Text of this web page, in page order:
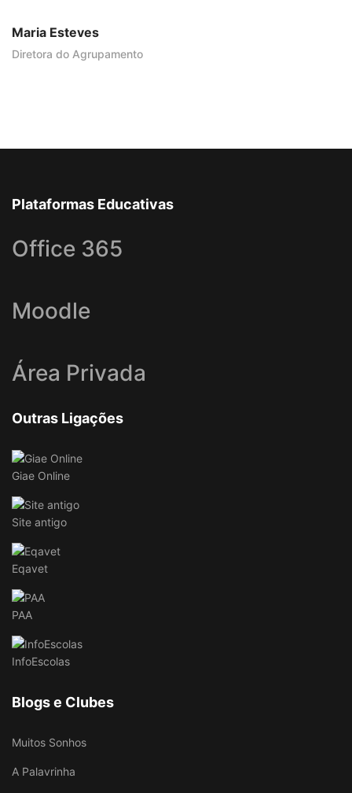
Maria Esteves
Diretora do Agrupamento
Plataformas Educativas
Office 365
Moodle
Área Privada
Outras Ligações
Giae Online
Site antigo
Eqavet
PAA
InfoEscolas
Blogs e Clubes
Muitos Sonhos
A Palavrinha